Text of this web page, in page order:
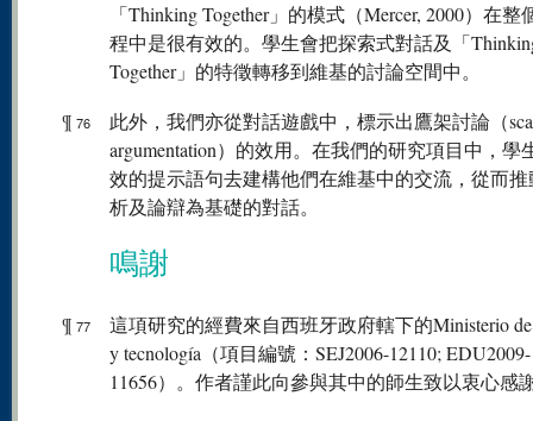
「Thinking Together」的模式（Mercer, 2000）在整
程中是很有效的。學生會把探索式對話及「
Together」的特徵轉移到維基的討論空間中。
¶ 76
此外，我們亦從對話遊戲中，標示出鷹架討論（
argumentation）的效用。在我們的研究項目中，學
效的提示語句去建構他們在維基中的交流，從而
析及論辯為基礎的對話。
鳴謝
¶ 77
這項研究的經費來自西班牙政府轄下的Ministerio de
y tecnología（項目編號：SEJ2006-12110; EDU2009-
11656）。作者謹此向參與其中的師生致以衷心感